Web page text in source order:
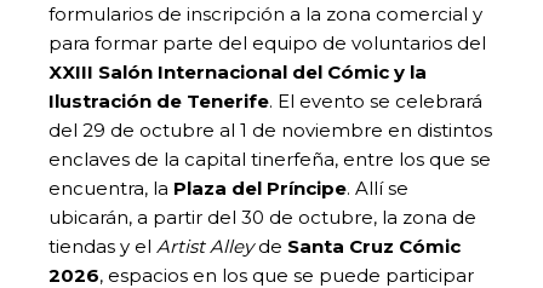
formularios de inscripción a la zona comercial y
para formar parte del equipo de voluntarios del
XXIII Salón Internacional del Cómic y la
Ilustración de Tenerife. El evento se celebrará
del 29 de octubre al 1 de noviembre en distintos
enclaves de la capital tinerfeña, entre los que se
encuentra, la Plaza del Príncipe. Allí se
ubicarán, a partir del 30 de octubre, la zona de
tiendas y el Artist Alleyde Santa Cruz Cómic
2026, espacios en los que se puede participar